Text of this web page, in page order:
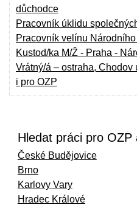
důchodce
Pracovník úklidu
Pracovník velínu
Kustod/ka M/Ž - Praha -
Vrátný/á – ostraha,
i pro OZP
Hledat práci pro OZP
České Budějovice
Brno
Karlovy Vary
Hradec Králové